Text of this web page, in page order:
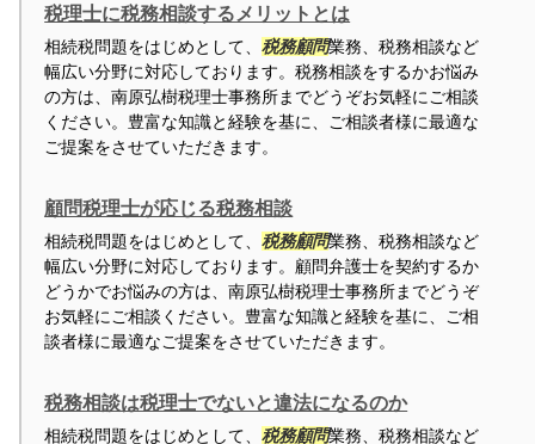
税理士に税務相談するメリットとは
相続税問題をはじめとして、税務顧問業務、税務相談など
幅広い分野に対応しております。税務相談をするかお悩み
の方は、南原弘樹税理士事務所までどうぞお気軽にご相談
ください。豊富な知識と経験を基に、ご相談者様に最適な
ご提案をさせていただきます。
顧問税理士が応じる税務相談
相続税問題をはじめとして、税務顧問業務、税務相談など
幅広い分野に対応しております。顧問弁護士を契約するか
どうかでお悩みの方は、南原弘樹税理士事務所までどうぞ
お気軽にご相談ください。豊富な知識と経験を基に、ご相
談者様に最適なご提案をさせていただきます。
税務相談は税理士でないと違法になるのか
相続税問題をはじめとして、税務顧問業務、税務相談など